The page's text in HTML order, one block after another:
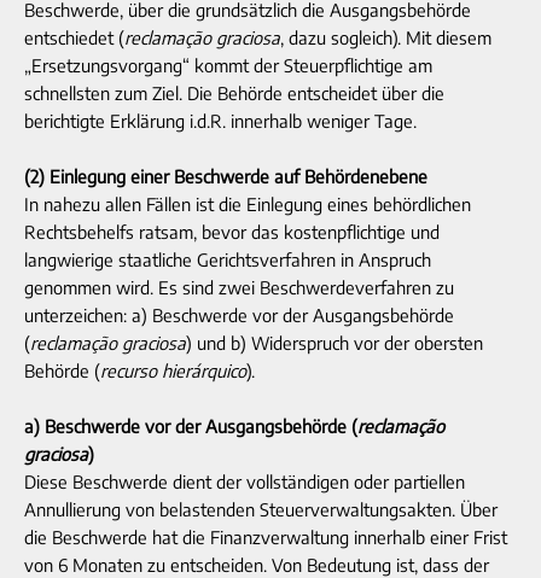
Beschwerde, über die grundsätzlich die Ausgangsbehörde
entschiedet (reclamação graciosa, dazu sogleich). Mit diesem
„Ersetzungsvorgang“ kommt der Steuerpflichtige am
schnellsten zum Ziel. Die Behörde entscheidet über die
berichtigte Erklärung i.d.R. innerhalb weniger Tage.
(2) Einlegung einer Beschwerde auf Behördenebene
In nahezu allen Fällen ist die Einlegung eines behördlichen
Rechtsbehelfs ratsam, bevor das kostenpflichtige und
langwierige staatliche Gerichtsverfahren in Anspruch
genommen wird. Es sind zwei Beschwerdeverfahren zu
unterzeichen: a) Beschwerde vor der Ausgangsbehörde
(reclamação graciosa) und b) Widerspruch vor der obersten
Behörde (recurso hierárquico).
a) Beschwerde vor der Ausgangsbehörde (reclamação
graciosa)
Diese Beschwerde dient der vollständigen oder partiellen
Annullierung von belastenden Steuerverwaltungsakten. Über
die Beschwerde hat die Finanzverwaltung innerhalb einer Frist
von 6 Monaten zu entscheiden. Von Bedeutung ist, dass der